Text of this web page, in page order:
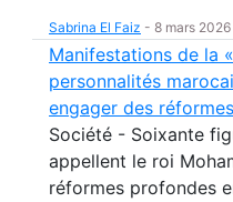
Sabrina El Faiz - 8 mars 2026
Manifestations de la
personnalités
engager des
Société - Soixante
appellent le roi
réformes profondes